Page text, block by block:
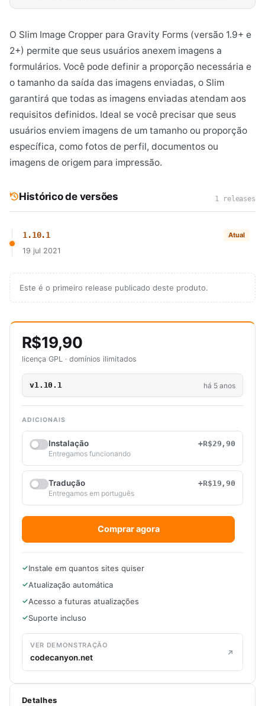
O Slim Image Cropper para Gravity Forms (versão 1.9+ e
2+) permite que seus usuários anexem imagens a
formulários. Você pode definir a proporção necessária e
o tamanho da saída das imagens enviadas, o Slim
garantirá que todas as imagens enviadas atendam aos
requisitos definidos. Ideal se você precisar que seus
usuários enviem imagens de um tamanho ou proporção
específica, como fotos de perfil, documentos ou
imagens de origem para impressão.
Histórico de versões 1 releases
1.10.1 Atual
19 jul 2021
Este é o primeiro release publicado deste produto.
R$19,90
licença GPL · domínios ilimitados
v1.10.1 há 5 anos
ADICIONAIS
Instalação
+R$29,90
Entregamos funcionando
Tradução
+R$19,90
Entregamos em português
Comprar agora
Instale em quantos sites quiser
Atualização automática
Acesso a futuras atualizações
Suporte incluso
VER DEMONSTRAÇÃO
codecanyon.net
Detalhes